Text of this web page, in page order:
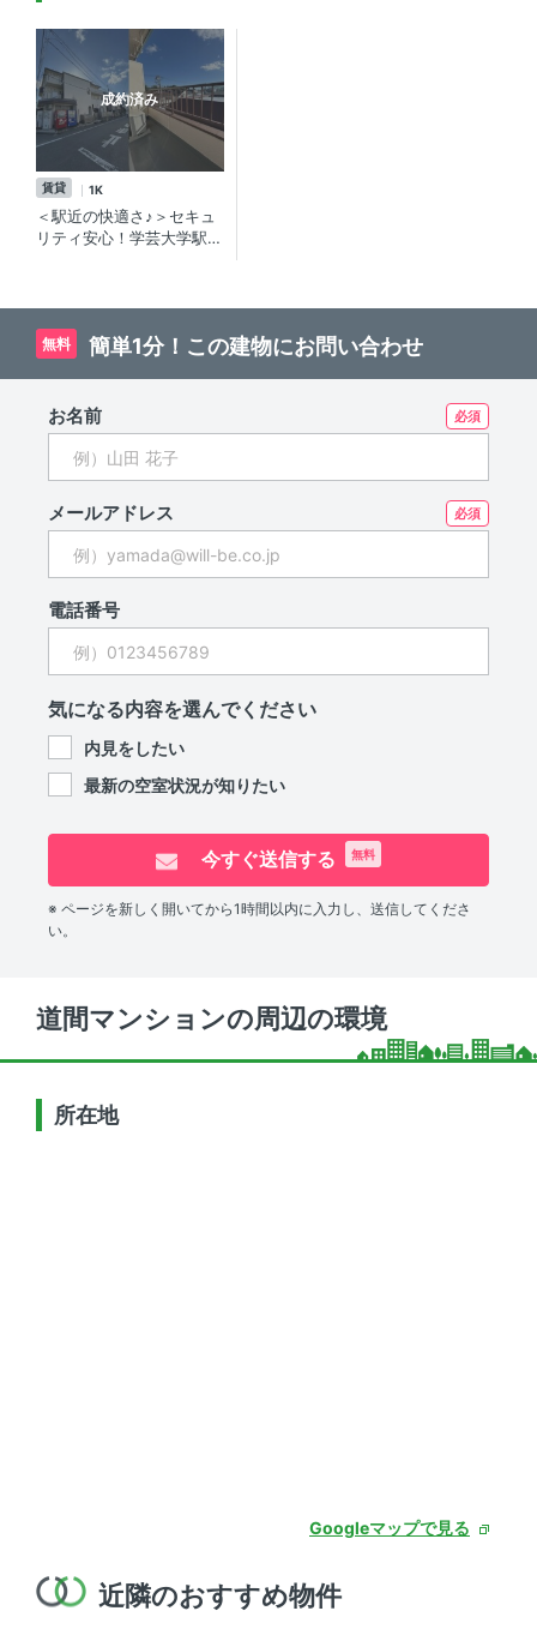
成約済み
賃貸 1K
＜駅近の快適さ♪＞セキュ
リティ安心！学芸大学駅か
無料 簡単1分！この建物にお問い合わせ
お名前
メールアドレス
電話番号
気になる内容を選んでください
内見をしたい
最新の空室状況が知りたい
今すぐ送信する 無料
※ ページを新しく開いてから1時間以内に入力し、送信してくださ
い。
道間マンションの周辺の環境
所在地
Googleマップで見る
近隣のおすすめ物件